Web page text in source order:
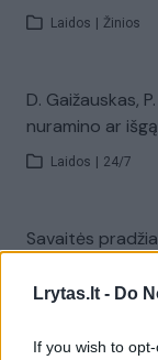
Lrytas.lt - Do
If you wish to
Laidos Žinios
D. Gaižauskas,
nuramino ar
Laidos 24/7
Savaitės
Žinios | Orai